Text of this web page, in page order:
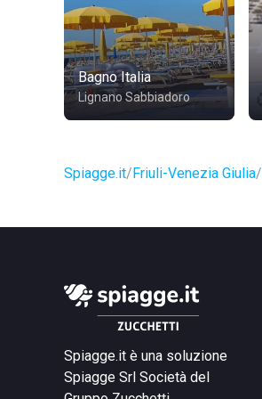
Bagno Italia
Lignano Sabbiadoro
Spiagge.it Friuli-Venezia Giulia
Spiagge.it è una soluzione
Spiagge Srl Società del